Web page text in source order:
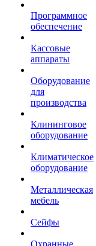
Программное
обеспечение
Кассовые
аппараты
Оборудование
для
производства
Клининговое
оборудование
Климатическое
оборудование
Металлическая
мебель
Сейфы
Охранные